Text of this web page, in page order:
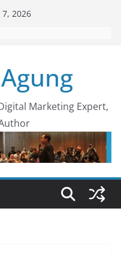
2026
Marketing Expert,